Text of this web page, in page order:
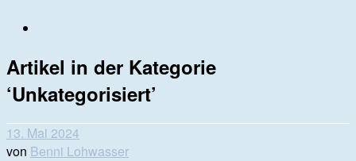
Artikel in der Kategorie
‘Unkategorisiert’
13. Mai 2024
von Benni Lohwasser